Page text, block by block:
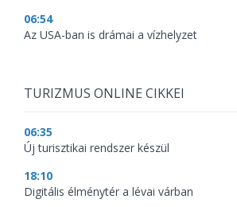
06:54
Az USA-ban is drámai a vízhelyzet
TURIZMUS ONLINE CIKKEI
06:35
Új turisztikai rendszer készül
18:10
Digitális élménytér a lévai várban